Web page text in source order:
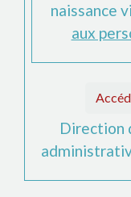
naissance
aux
Direction